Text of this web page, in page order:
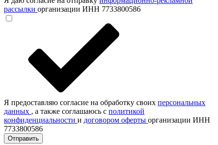
рассылки организации ИНН 7733800586
Я предоставляю согласие на обработку своих персональных
данных , а также соглашаюсь с политикой
конфиденциальности и договором оферты организации ИНН
7733800586
Отправить